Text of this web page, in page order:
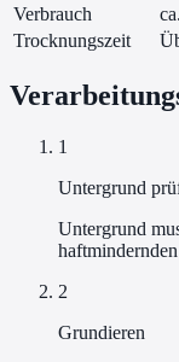
Verbrauch
Trocknungszeit
1
Untergrund
Untergrund
2
Grundieren